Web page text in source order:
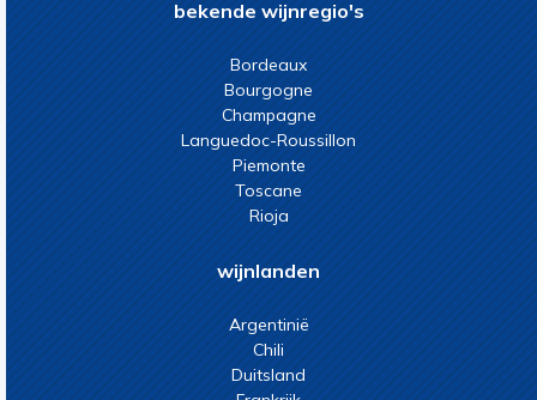
bekende wijnregio's
Bordeaux
Bourgogne
Champagne
Languedoc-Roussillon
Piemonte
Toscane
Rioja
wijnlanden
Argentinië
Chili
Duitsland